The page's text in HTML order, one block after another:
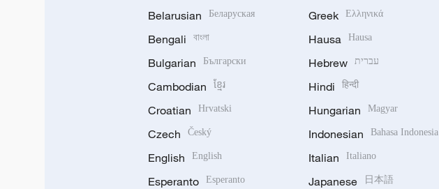
Belarusian Беларуская
Bengali বাংলা
Bulgarian Български
Cambodian ខ្មែរ
Croatian Hrvatski
Czech Český
English English
Esperanto Esperanto
Greek Ελληνικά
Hausa Hausa
Hebrew עברית
Hindi हिन्दी
Hungarian Magyar
Indonesian Bahasa Indonesia
Italian Italiano
Japanese 日本語